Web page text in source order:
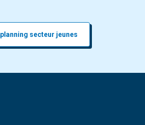
planning secteur jeunes